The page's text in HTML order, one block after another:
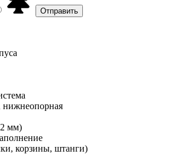
нижнеопорная
мм)
корзины, штанги)